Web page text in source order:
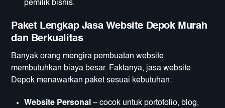
pemilik bisnis.
Paket Lengkap Jasa Website Depok Murah
dan Berkualitas
Banyak orang mengira pembuatan website
membutuhkan biaya besar. Faktanya, jasa website
Depok menawarkan paket sesuai kebutuhan:
Website Personal – cocok untuk portofolio, blog,